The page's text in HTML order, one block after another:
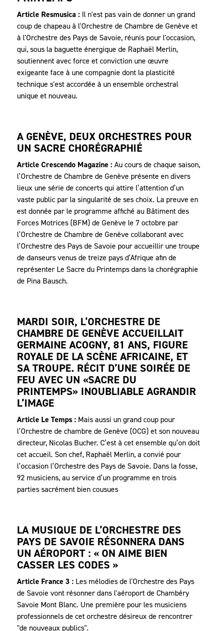
Article Resmusica : Il n'est pas vain de donner un grand
coup de chapeau à l'Orchestre de Chambre de Genève et
à l'Orchestre des Pays de Savoie, réunis pour l'occasion,
qui, sous la baguette énergique de Raphaël Merlin,
soutiennent avec force et conviction une œuvre
exigeante face à une compagnie dont la plasticité
technique s'est accordée à un ensemble orchestral
unique et nouveau.
A GENÈVE, DEUX ORCHESTRES POUR
UN SACRE CHORÉGRAPHIÉ
Article Crescendo Magazine :Au cours de chaque saison,
l’Orchestre de Chambre de Genève présente en divers
lieux une série de concerts qui attire l’attention d’un
vaste public par la singularité de ses choix. La preuve en
est donnée par le programme affiché au Bâtiment des
Forces Motrices (BFM) de Genève le 7 octobre par
l’Orchestre de Chambre de Genève collaborant avec
l’Orchestre des Pays de Savoie pour accueillir une troupe
de danseurs venus de treize pays d’Afrique afin de
représenter Le Sacre du Printemps dans la chorégraphie
de Pina Bausch.
MARDI SOIR, L’ORCHESTRE DE
CHAMBRE DE GENÈVE ACCUEILLAIT
GERMAINE ACOGNY, 81 ANS, FIGURE
ROYALE DE LA SCÈNE AFRICAINE, ET
SA TROUPE. RÉCIT D’UNE SOIRÉE DE
FEU AVEC UN «SACRE DU
PRINTEMPS» INOUBLIABLE AGRANDIR
L’IMAGE
Article Le Temps : Mais aussi un grand coup pour
l’Orchestre de chambre de Genève (OCG) et son nouveau
directeur, Nicolas Bucher. C’est à cet ensemble qu’on doit
cet accueil. Son chef, Raphaël Merlin, a convié pour
l’occasion l’Orchestre des Pays de Savoie. Dans la fosse,
92 musiciens, au service d’un programme en trois
parties sacrément bien cousues
LA MUSIQUE DE L’ORCHESTRE DES
PAYS DE SAVOIE RÉSONNERA DANS
UN AÉROPORT : « ON AIME BIEN
CASSER LES CODES »
Article France 3 : Les mélodies de l'Orchestre des Pays
de Savoie vont résonner dans l'aéroport de Chambéry
Savoie Mont Blanc. Une première pour les musiciens
professionnels de cet orchestre désireux de rencontrer
"de nouveaux publics".